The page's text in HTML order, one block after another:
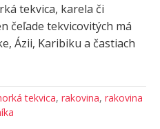
tekvica, karela či
čeľade tekvicovitých má
Ázii, Karibiku a častiach
tekvica, rakovina, rakovina